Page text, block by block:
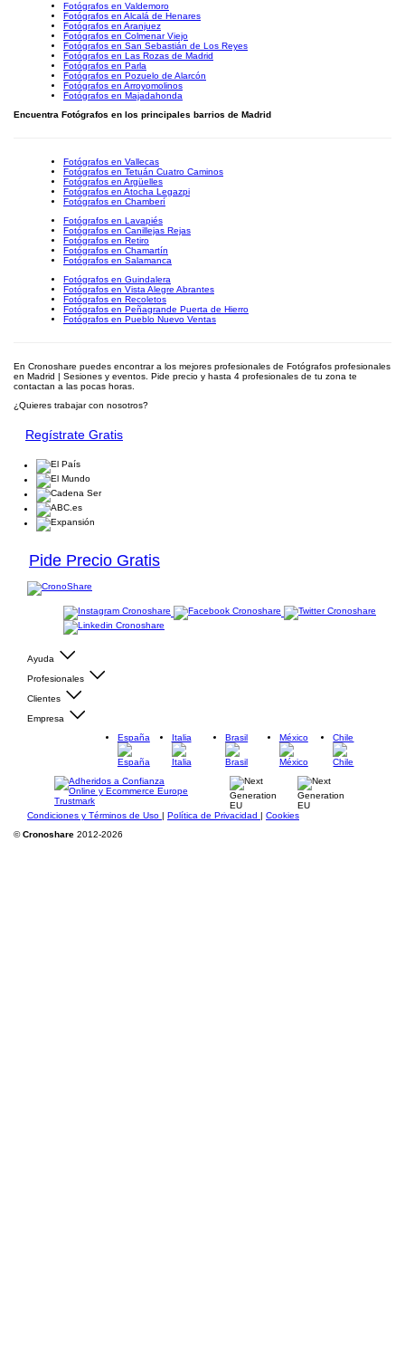
Fotógrafos en Valdemoro
Fotógrafos en Alcalá de Henares
Fotógrafos en Aranjuez
Fotógrafos en Colmenar Viejo
Fotógrafos en San Sebastián de Los Reyes
Fotógrafos en Las Rozas de Madrid
Fotógrafos en Parla
Fotógrafos en Pozuelo de Alarcón
Fotógrafos en Arroyomolinos
Fotógrafos en Majadahonda
Encuentra Fotógrafos en los principales barrios de Madrid
Fotógrafos en Vallecas
Fotógrafos en Tetuán Cuatro Caminos
Fotógrafos en Argüelles
Fotógrafos en Atocha Legazpi
Fotógrafos en Chamberí
Fotógrafos en Lavapiés
Fotógrafos en Canillejas Rejas
Fotógrafos en Retiro
Fotógrafos en Chamartín
Fotógrafos en Salamanca
Fotógrafos en Guindalera
Fotógrafos en Vista Alegre Abrantes
Fotógrafos en Recoletos
Fotógrafos en Peñagrande Puerta de Hierro
Fotógrafos en Pueblo Nuevo Ventas
En Cronoshare puedes encontrar a los mejores profesionales de Fotógrafos profesionales
en Madrid | Sesiones y eventos. Pide precio y hasta 4 profesionales de tu zona te
contactan a las pocas horas.
¿Quieres trabajar con nosotros?
Regístrate Gratis
Pide Precio Gratis
Ayuda
Profesionales
Clientes
Empresa
España
Italia Brasil México Chile
Condiciones y Términos de Uso | Política de Privacidad | Cookies
©Cronoshare 2012-2026